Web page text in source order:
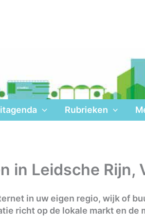
Rubrieken
in Leidsche Rijn,
in uw eigen regio, wijk of
richt op de lokale markt en